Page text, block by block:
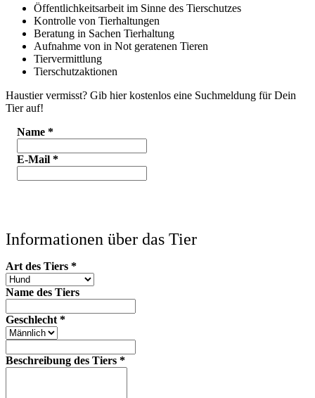
Öffentlichkeitsarbeit im Sinne des Tierschutzes
Kontrolle von Tierhaltungen
Beratung in Sachen Tierhaltung
Aufnahme von in Not geratenen Tieren
Tiervermittlung
Tierschutzaktionen
Haustier vermisst? Gib hier kostenlos eine Suchmeldung für Dein
Tier auf!
Name *
E-Mail *
Informationen über das Tier
Art des Tiers *
Name des Tiers
Geschlecht *
Beschreibung des Tiers *